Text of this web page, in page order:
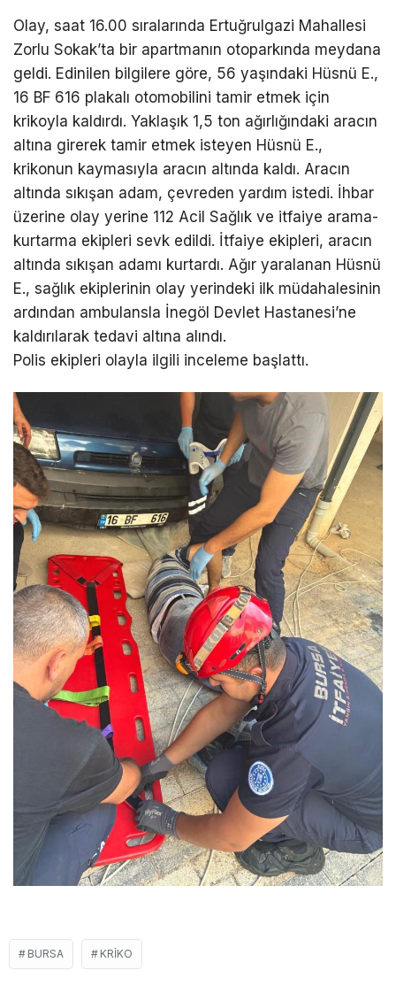
Olay, saat 16.00 sıralarında Ertuğrulgazi Mahallesi
Zorlu Sokak’ta bir apartmanın otoparkında meydana
geldi. Edinilen bilgilere göre, 56 yaşındaki Hüsnü E.,
16 BF 616 plakalı otomobilini tamir etmek için
krikoyla kaldırdı. Yaklaşık 1,5 ton ağırlığındaki aracın
altına girerek tamir etmek isteyen Hüsnü E.,
krikonun kaymasıyla aracın altında kaldı. Aracın
altında sıkışan adam, çevreden yardım istedi. İhbar
üzerine olay yerine 112 Acil Sağlık ve itfaiye arama-
kurtarma ekipleri sevk edildi. İtfaiye ekipleri, aracın
altında sıkışan adamı kurtardı. Ağır yaralanan Hüsnü
E., sağlık ekiplerinin olay yerindeki ilk müdahalesinin
ardından ambulansla İnegöl Devlet Hastanesi’ne
kaldırılarak tedavi altına alındı.
Polis ekipleri olayla ilgili inceleme başlattı.
BURSA KRIKO